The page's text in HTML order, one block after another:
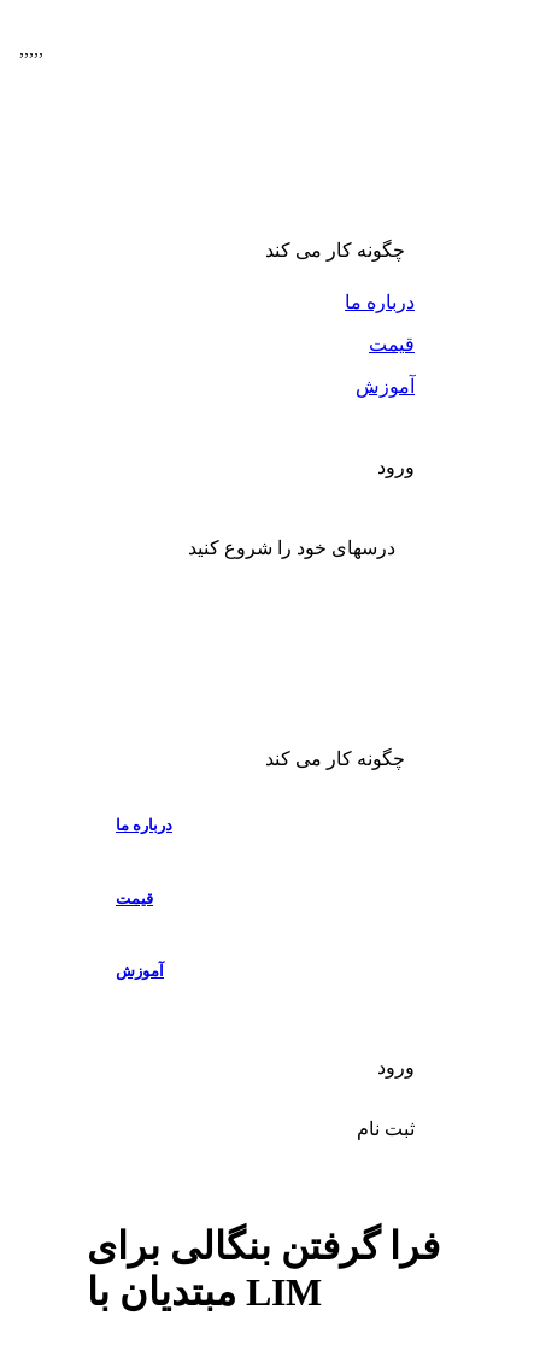
,,,,,
چگونه کار می کند
درباره ما
قیمت
آموزش
ورود
درسهای خود را شروع کنید
چگونه کار می کند
درباره ما
قیمت
آموزش
ورود
ثبت نام
فرا گرفتن بنگالی برای
مبتدیان با LIM